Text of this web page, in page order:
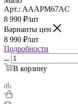
Арт.: AAAPM67AC
8 990 ₽/шт
Варианты цен
8 990 ₽/шт
Подробности
В корзину